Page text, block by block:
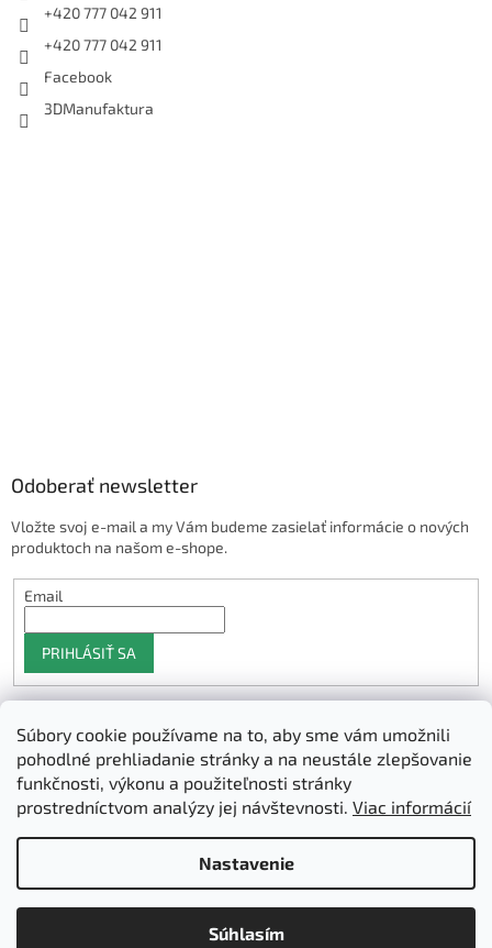
Súbory cookie používame na to, aby sme vám umožnili
pohodlné prehliadanie stránky a na neustále zlepšovanie
funkčnosti, výkonu a použiteľnosti stránky
prostredníctvom analýzy jej návštevnosti. Viac informácií
Nastavenie
Súhlasím
+420 777 042 911
+420 777 042 911
Facebook
3DManufaktura
Odoberať newsletter
Vložte svoj e-mail a my Vám budeme zasielať informácie o nových
produktoch na našom e-shope.
Email
PRIHLÁSIŤ SA
Shoptet.sk
Upraviť nastavenie cookies